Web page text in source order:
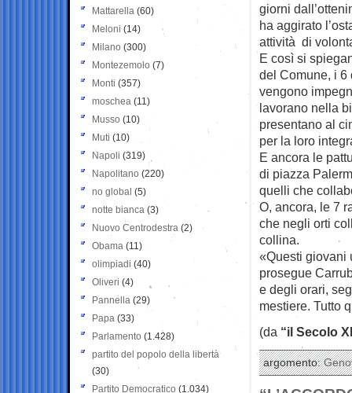
giorni
ha aggirato
attività di
E così si
del Comune, i 6
vengono
lavorano nella
presentano al
per la loro
E ancora le
di piazza
quelli che
O, ancora, le 7
che negli orti
collina.
«Questi giovani
prosegue
e degli orari,
mestiere. Tutto
(da “il Secolo
argomento:
Mattarella (60)
Meloni (14)
Milano (300)
Montezemolo (7)
Monti (357)
moschea (11)
Musso (10)
Muti (10)
Napoli (319)
Napolitano (220)
no global (5)
notte bianca (3)
Nuovo Centrodestra (2)
Obama (11)
olimpiadi (40)
Oliveri (4)
Pannella (29)
Papa (33)
Parlamento (1.428)
partito del popolo della libertà
(30)
Partito Democratico (1.034)